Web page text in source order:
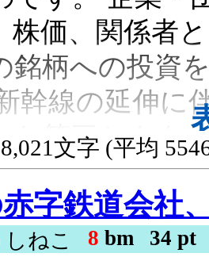
巨額利益
(´;ω;｀)ながか
なってて正直
。読んでくだ
です！
株価、関係者
銘柄への投資
幹線の延伸に
た第三セクタ
し、 先人の遺
やかな廃線」
元証券マンの
文字 (平均
鉄道会社、AI株
ねこ 8 bm 34 pt